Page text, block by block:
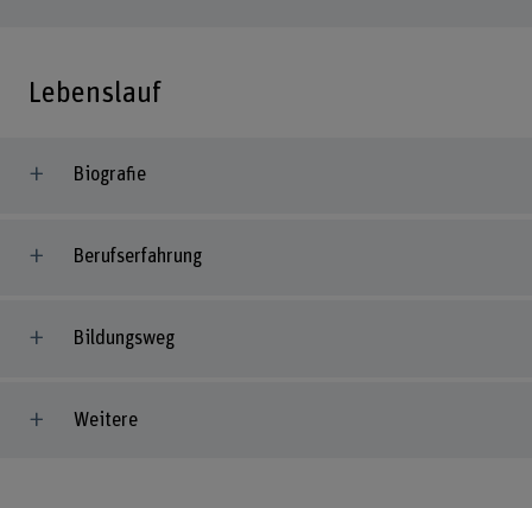
Lebenslauf
Biografie
Berufserfahrung
Bildungsweg
Weitere